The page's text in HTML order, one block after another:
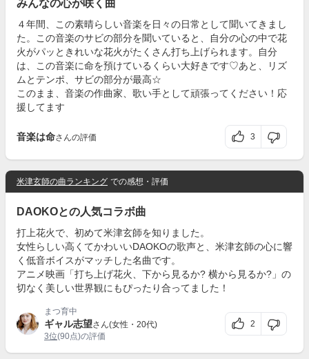
みんなの心が咲く曲
４年間、この素晴らしい音楽を日々の日常として聞いてきまし
た。この音楽のサビの部分を聞いていると、自分の心の中で花
火がパッときれいな花火がたくさん打ち上げられます。自分
は、この音楽に命を預けているくらい大好きです♡あと、リズ
ムとテンポ、サビの部分が最高☆
このまま、音楽の作曲家、歌い手として頑張ってください！応
援してます
音楽は命さんの評価 3
米津玄師の曲ランキング での感想・評価
DAOKOとの人気コラボ曲
打上花火で、初めて米津玄師を知りました。
女性らしい高くてかわいいDAOKOの歌声と、米津玄師の心に響
く低音ボイスがマッチした名曲です。
アニメ映画「打ち上げ花火、下から見るか? 横から見るか?」の
切なく美しい世界観にもぴったり合ってました！
まつ育中
ギャル志望さん(女性・20代)
3位(90点)の評価
2